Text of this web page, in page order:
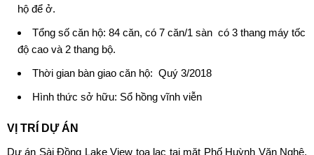
hộ để ở.
Tổng số căn hộ: 84 căn, có 7 căn/1 sàn có 3 thang máy tốc
độ cao và 2 thang bộ.
Thời gian bàn giao căn hộ: Quý 3/2018
Hình thức sở hữu: Sổ hồng vĩnh viễn
VỊ TRÍ DỰ ÁN
Dự án Sài Đồng Lake View tọa lạc tại mặt Phố Huỳnh Văn Nghệ,